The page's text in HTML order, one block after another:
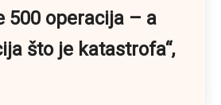
500 operacija – a
što je katastrofa“,